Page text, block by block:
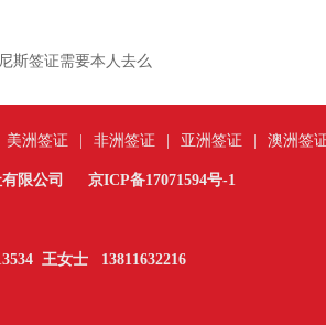
斯签证需要本人去么
美洲签证 非洲签证 亚洲签证 澳洲签
有限公司 京ICP备17071594号-1
王女士 13811632216